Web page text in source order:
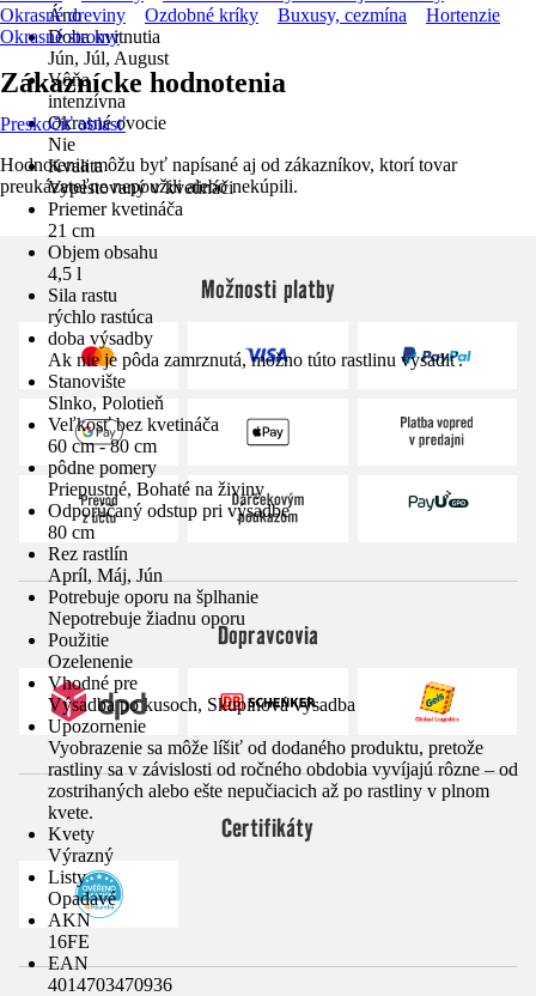
Áno
Doba kvitnutia
Jún, Júl, August
Vôňa
intenzívna
Okrasné ovocie
Nie
Kvalita
Vypestovaný v kvetináči
Priemer kvetináča
21 cm
Objem obsahu
4,5 l
Sila rastu
rýchlo rastúca
doba výsadby
Ak nie je pôda zamrznutá, možno túto rastlinu vysadiť.
Stanovište
Slnko, Polotieň
Veľkosť bez kvetináča
60 cm - 80 cm
pôdne pomery
Priepustné, Bohaté na živiny
Odporúčaný odstup pri výsadbe
80 cm
Rez rastlín
Apríl, Máj, Jún
Potrebuje oporu na šplhanie
Nepotrebuje žiadnu oporu
Použitie
Ozelenenie
Vhodné pre
Výsadba po kusoch, Skupinová výsadba
Upozornenie
Vyobrazenie sa môže líšiť od dodaného produktu, pretože
rastliny sa v závislosti od ročného obdobia vyvíjajú rôzne – od
zostrihaných alebo ešte nepučiacich až po rastliny v plnom
kvete.
Kvety
Výrazný
Listy
Opadavé
AKN
16FE
EAN
4014703470936
Okrasné dreviny
Ozdobné kríky Buxusy, cezmína
Hortenzie
Okrasné stromy
Zákaznícke hodnotenia
Preskočiť oblasť
Hodnotenia môžu byť napísané aj od zákazníkov, ktorí tovar
preukázateľne nepoužili alebo nekúpili.
Možnosti platby
Dopravcovia
Certifikáty